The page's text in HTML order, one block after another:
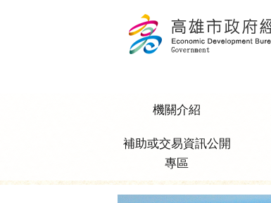
機關介紹
補助或交易資訊公開
專區